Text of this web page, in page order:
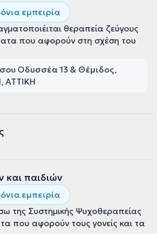
εμπειρία
θεραπεία ζεύγους
που αφορούν στη σχέση του
Οδυσσέα 13 & Θέμιδος,
ΑΤΤΙΚΗ
και παιδιών
εμπειρία
της Συστημικής Ψυχοθεραπείας
που αφορούν τους γονείς και τα